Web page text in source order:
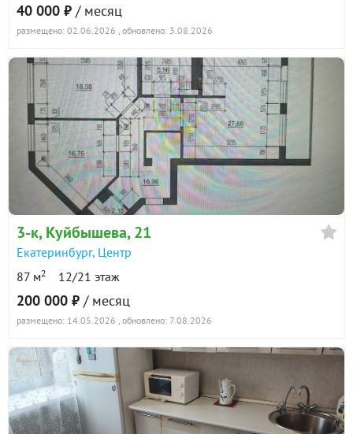
40 000 ₽ / месяц
размещено: 02.06.2026 , обновлено: 3.08.2026
3-к, Куйбышева, 21
Екатеринбург, Центр
87 м2 12/21 этаж
200 000 ₽ / месяц
размещено: 14.05.2026 , обновлено: 7.08.2026